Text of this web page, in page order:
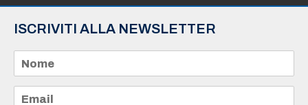
ISCRIVITI ALLA NEWSLETTER
m
e